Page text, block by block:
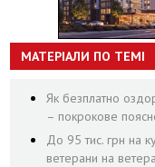
МАТЕРІАЛИ ПО ТЕМІ
Як безплатно
– покрокове
До 95 тис. грн на
ветерани на